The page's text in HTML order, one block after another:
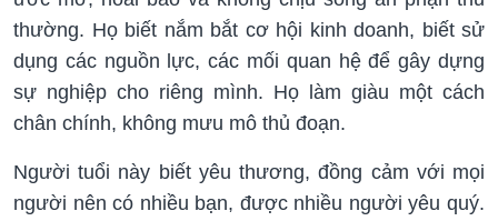
thường. Họ biết nắm bắt cơ hội kinh doanh, biết sử
dụng các nguồn lực, các mối quan hệ để gây dựng
sự nghiệp cho riêng mình. Họ làm giàu một cách
chân chính, không mưu mô thủ đoạn.
Người tuổi này biết yêu thương, đồng cảm với mọi
người nên có nhiều bạn, được nhiều người yêu quý.